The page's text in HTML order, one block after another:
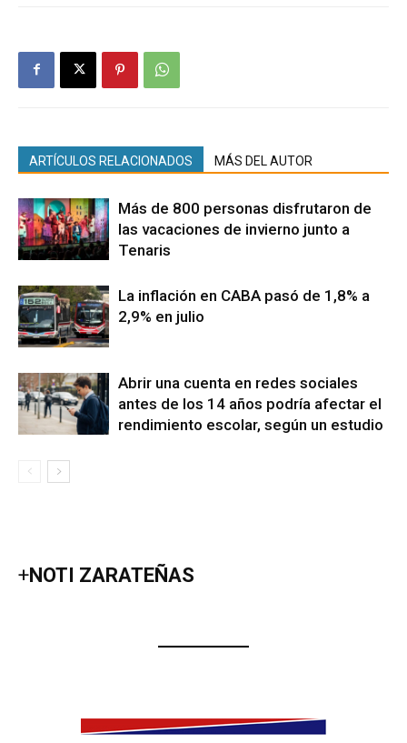
ARTÍCULOS RELACIONADOS MÁS DEL AUTOR
Más de 800 personas disfrutaron de
las vacaciones de invierno junto a
Tenaris
La inflación en CABA pasó de 1,8% a
2,9% en julio
Abrir una cuenta en redes sociales
antes de los 14 años podría afectar el
rendimiento escolar, según un estudio
+NOTI ZARATEÑAS